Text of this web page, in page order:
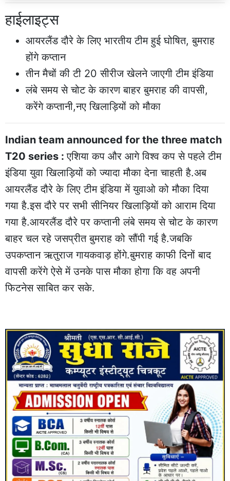
हाईलाइट्स
आयरलैंड दौरे के लिए भारतीय टीम हुई घोषित, बुमराह
होंगे कप्तान
तीन मैचों की टी 20 सीरीज खेलने जाएगी टीम इंडिया
लंबे समय से चोट के कारण बाहर बुमराह की वापसी,
करेंगे कप्तानी,नए खिलाड़ियों को मौका
Indian team announced for the three match
T20 series :एशिया कप और आगे विश्व कप से पहले टीम
इंडिया युवा खिलाड़ियों को ज्यादा मौका देना चाहती है.अब
आयरलैंड दौरे के लिए टीम इंडिया में युवाओ को मौका दिया
गया है.इस दौरे पर सभी सीनियर खिलाड़ियों को आराम दिया
गया है.आयरलैंड दौरे पर कप्तानी लंबे समय से चोट के कारण
बाहर चल रहे जसप्रीत बुमराह को सौंपी गई है.जबकि
उपकप्तान ऋतुराज गायकवाड़ होंगे.बुमराह काफी दिनों बाद
वापसी करेंगे ऐसे में उनके पास मौका होगा कि वह अपनी
फिटनेस साबित कर सके.